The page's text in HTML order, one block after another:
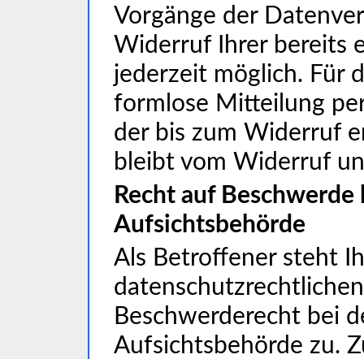
Vorgänge der
Widerruf Ihrer bereits
jederzeit möglich. Für
formlose Mitteilung
der bis zum Widerruf
bleibt vom Widerruf
Recht auf
Aufsichtsbehörde
Als Betroffener steht
Beschwerderecht bei
Aufsichtsbehörde zu.